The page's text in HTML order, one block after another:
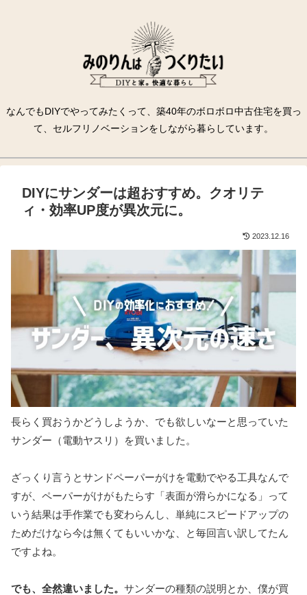
なんでもDIYでやってみたくって、築40年のボロボロ中古住宅を買っ
て、セルフリノベーションをしながら暮らしています。
DIYにサンダーは超おすすめ。クオリテ
ィ・効率UP度が異次元に。
2023.12.16
長らく買おうかどうしようか、でも欲しいなーと思っていた
サンダー（電動ヤスリ）を買いました。
ざっくり言うとサンドペーパーがけを電動でやる工具なんで
すが、ペーパーがけがもたらす「表面が滑らかになる」って
いう結果は手作業でも変わらんし、単純にスピードアップの
ためだけなら今は無くてもいいかな、と毎回言い訳してたん
ですよね。
でも、全然違いました。 サンダーの種類の説明とか、僕が買